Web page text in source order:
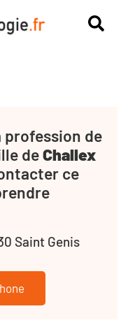
profession de
deChallex
ce
Saint Genis